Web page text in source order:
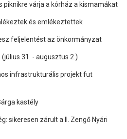
piknikre várja a kórház a kismamákat
és emlékeztettek
feljelentést az önkormányzat
(július 31. - augusztus 2.)
infrastrukturális projekt fut
kastély
sikeresen zárult a II. Zengő Nyári